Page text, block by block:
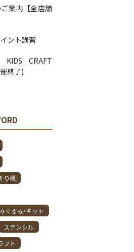
案内【全店舗
ント講習
KIDS CRAFT
終了)
り機
ぐるみ/キット
ステンシル
フト